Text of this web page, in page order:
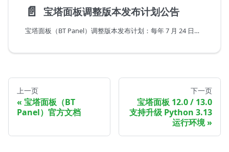
📄️ 宝塔面板调整版本发布计划公告
宝塔面板（BT Panel）调整版本发布计划：每年 7 月 24 日发布稳定版（LTS 长期支持版），取消测试版发布，以保证版本质量与用户体验。
上一页
宝塔面板（BT
Panel）官方文档
下一页
宝塔面板 12.0 / 13.0
支持升级 Python 3.13
运行环境